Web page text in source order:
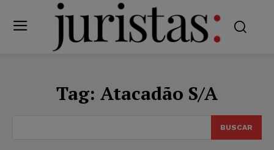
Tag: Atacadão S/A
BUSCAR